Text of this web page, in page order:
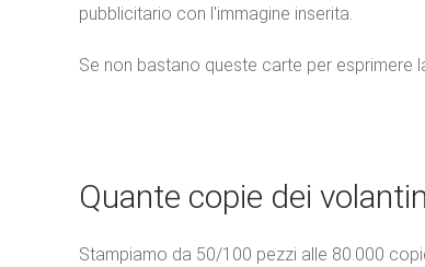
pubblicitario con l'immagine inserita.
Se non bastano queste carte per esprimere
Quante copie dei
Stampiamo da 50/100 pezzi alle 80.000